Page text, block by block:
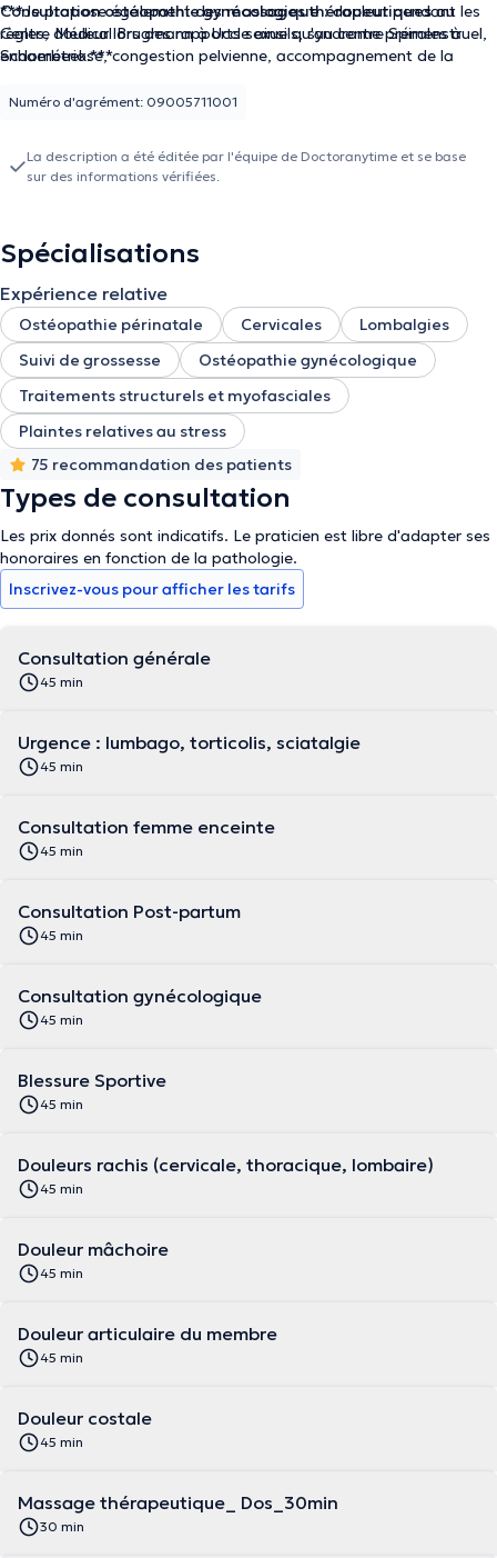
Consultation ostéopathie gynécologique: douleur pendant les
règles, douleur lors des rapports sexuels, syndrome prémenstruel,
endométriose, congestion pelvienne, accompagnement de la
Consultation ostéopathie du sport
***Je propose également desmassages thérapeutiquesau
Centre Médical Brugmann à Uccle ainsi qu'au centre Spirales à
Schaerbeek.***
Numéro d'agrément: 09005711001
La description a été éditée par l'équipe de Doctoranytime et se base
sur des informations vérifiées.
Spécialisations
Expérience relative
Ostéopathie périnatale Cervicales
Lombalgies
Suivi de grossesse
Ostéopathie gynécologique
Traitements structurels et myofasciales
Plaintes relatives au stress
75 recommandation des patients
Types de consultation
Les prix donnés sont indicatifs. Le praticien est libre d'adapter ses
honoraires en fonction de la pathologie.
Inscrivez-vous pour afficher les tarifs
Consultation générale
45 min
Urgence : lumbago, torticolis, sciatalgie
45 min
Consultation femme enceinte
45 min
Consultation Post-partum
45 min
Consultation gynécologique
45 min
Blessure Sportive
45 min
Douleurs rachis (cervicale, thoracique, lombaire)
45 min
Douleur mâchoire
45 min
Douleur articulaire du membre
45 min
Douleur costale
45 min
Massage thérapeutique_ Dos_30min
30 min